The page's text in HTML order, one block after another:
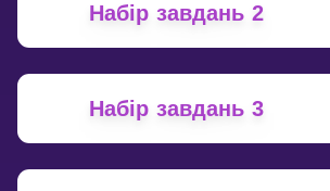
Набір завдань 2
Набір завдань 3